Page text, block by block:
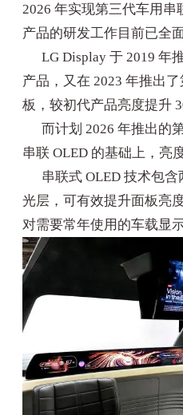
2026 年实现第三代车用串
产品的研发工作目前已全面
LG Display 于 2019 年
产品，又在 2023 年推出
板，较初代产品亮度提升
而计划 2026 年推出的
串联 OLED 的基础上，亮
串联式 OLED 技术包含
光层，可有效提升面板亮
对需要常年使用的车载显